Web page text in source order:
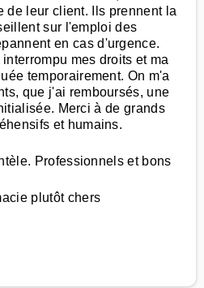
de leur client. Ils prennent la
sur l'emploi des
en cas d'urgence.
mes droits et ma
temporairement. On m'a
que j'ai remboursés, une
Merci à de grands
et humains.
Professionnels et bons
plutôt chers